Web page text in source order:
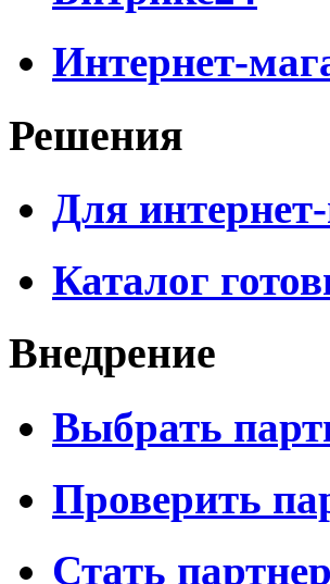
Интернет-
Решения
Для
Каталог
Внедрение
Выбрать
Проверить
Стать